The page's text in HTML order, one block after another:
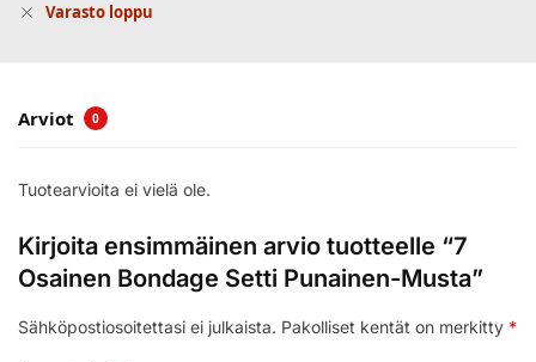
Varasto loppu
Arviot 0
Tuotearvioita ei vielä ole.
Kirjoita ensimmäinen arvio tuotteelle “7
Osainen Bondage Setti Punainen-Musta”
Sähköpostiosoitettasi ei julkaista. Pakolliset kentät on merkitty *